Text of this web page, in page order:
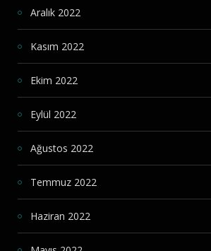
Aralık 2022
Kasım 2022
Ekim 2022
Eylül 2022
Ağustos 2022
Temmuz 2022
Haziran 2022